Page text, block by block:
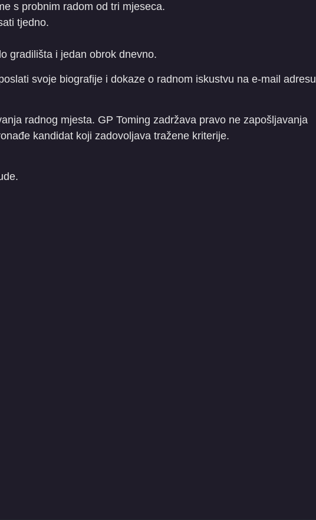
s probnim radom od tri mjeseca.
tjedno.
gradilišta i jedan obrok dnevno.
svoje biografije i dokaze o radnom iskustvu na e-mail adresu
radnog mjesta. GP Toming zadržava pravo ne zapošljavanja
kandidat koji zadovoljava tražene kriterije.